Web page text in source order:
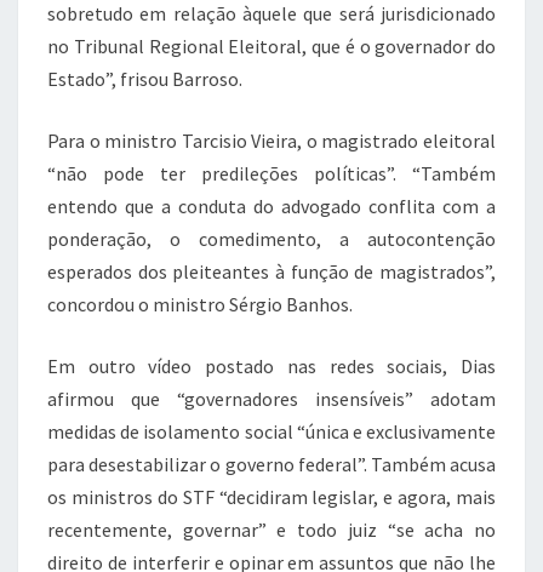
sobretudo em relação àquele que será jurisdicionado
no Tribunal Regional Eleitoral, que é o governador do
Estado”, frisou Barroso.
Para o ministro Tarcisio Vieira, o magistrado eleitoral
“não pode ter predileções políticas”. “Também
entendo que a conduta do advogado conflita com a
ponderação, o comedimento, a autocontenção
esperados dos pleiteantes à função de magistrados”,
concordou o ministro Sérgio Banhos.
Em outro vídeo postado nas redes sociais, Dias
afirmou que “governadores insensíveis” adotam
medidas de isolamento social “única e exclusivamente
para desestabilizar o governo federal”. Também acusa
os ministros do STF “decidiram legislar, e agora, mais
recentemente, governar” e todo juiz “se acha no
direito de interferir e opinar em assuntos que não lhe